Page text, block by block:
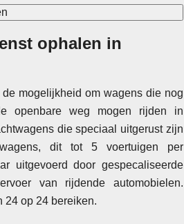
ophalen in
mogelijkheid om wagens die nog
openbare weg mogen rijden in
die speciaal uitgerust zijn
dit tot 5 voertuigen per
uitgevoerd door gespecaliseerde
van rijdende automobielen.
24 op 24 bereiken.